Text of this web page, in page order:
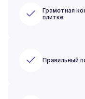
Грамотная
плитке
Правильный